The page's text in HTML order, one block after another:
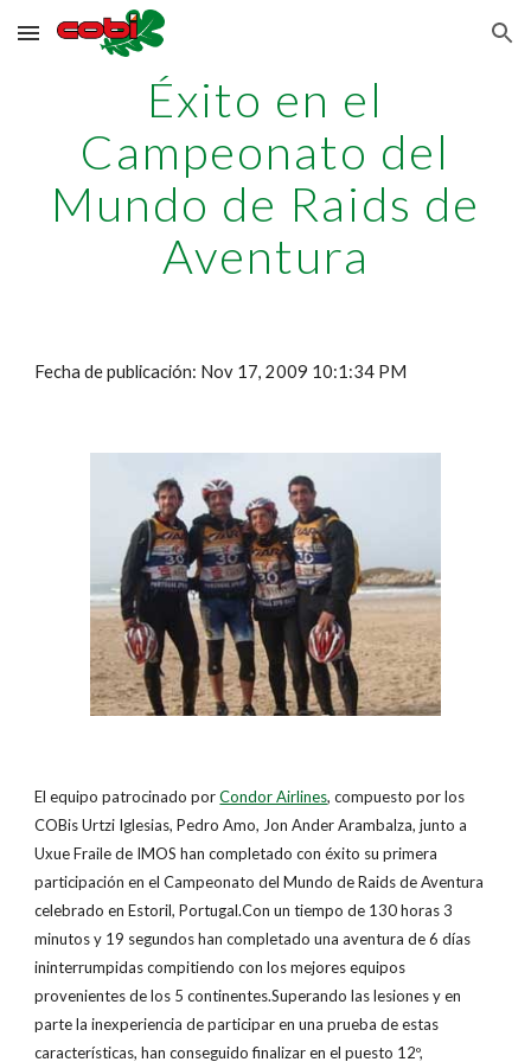
Skip to main content Skip to navigation
Éxito en el
Campeonato del
Mundo de Raids de
Aventura
Fecha de publicación: Nov 17, 2009 10:1:34 PM
El equipo patrocinado por Condor Airlines, compuesto por los
COBis Urtzi Iglesias, Pedro Amo, Jon Ander Arambalza, junto a
Uxue Fraile de IMOS han completado con éxito su primera
participación en el Campeonato del Mundo de Raids de Aventura
celebrado en Estoril, Portugal.Con un tiempo de 130 horas 3
minutos y 19 segundos han completado una aventura de 6 días
ininterrumpidas compitiendo con los mejores equipos
provenientes de los 5 continentes.Superando las lesiones y en
parte la inexperiencia de participar en una prueba de estas
características, han conseguido finalizar en el puesto 12º,